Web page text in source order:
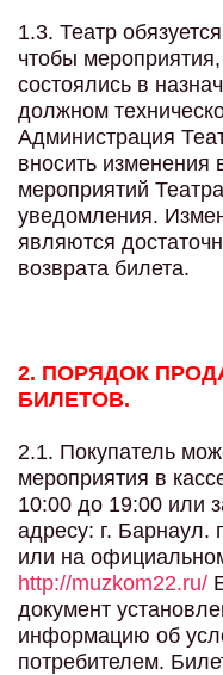
1.3. Театр
чтобы
состоялись в
должном
Администрация
вносить изменения
мероприятий
уведомления.
являются
возврата билета.
2. ПОРЯДОК
БИЛЕТОВ.
2.1. Покупатель
мероприятия в
10:00 до 19:00 или
адресу: г. Барнаул.
или на
http://muzkom22.ru/
документ
информацию об
потребителем.